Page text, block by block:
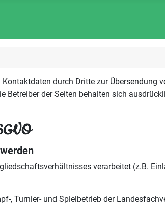
durch Dritte zur Übersendung
der Seiten behalten sich
verarbeitet (z.B.
, Turnier- und Spielbetrieb der